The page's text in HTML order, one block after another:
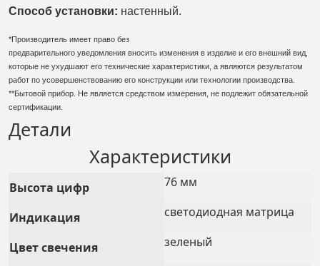
Способ установки: настенный.
*Производитель имеет право без
предварительного уведомления вносить изменения в изделие и его внешний вид,
которые не ухудшают его технические характеристики, а являются результатом
работ по усовершенствованию его конструкции или технологии производства.
**Бытовой прибор. Не является средством измерения, не подлежит обязательной
сертификации.
Детали
Характеристики
Высота цифр 76 мм
Индикация светодиодная матрица
Цвет свечения
зеленый